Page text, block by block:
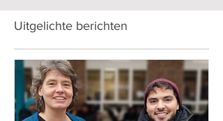
Uitgelichte berichten